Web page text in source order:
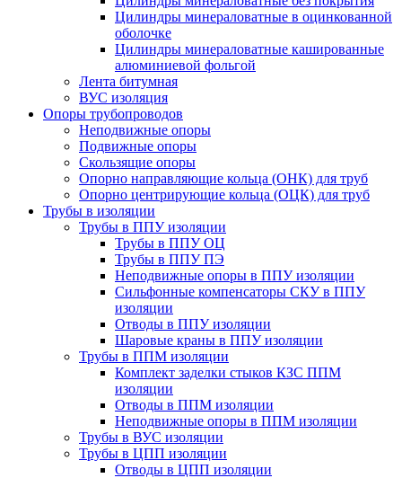
Цилиндры минераловатные в оцинкованной
оболочке
Цилиндры минераловатные кашированные
алюминиевой фольгой
Лента битумная
ВУС изоляция
Опоры трубопроводов
Неподвижные опоры
Подвижные опоры
Скользящие опоры
Опорно направляющие кольца (ОНК) для труб
Опорно центрирующие кольца (ОЦК) для труб
Трубы в изоляции
Трубы в ППУ изоляции
Трубы в ППУ ОЦ
Трубы в ППУ ПЭ
Неподвижные опоры в ППУ изоляции
Сильфонные компенсаторы СКУ в ППУ
изоляции
Отводы в ППУ изоляции
Шаровые краны в ППУ изоляции
Трубы в ППМ изоляции
Комплект заделки стыков КЗС ППМ
изоляции
Отводы в ППМ изоляции
Неподвижные опоры в ППМ изоляции
Трубы в ВУС изоляции
Трубы в ЦПП изоляции
Отводы в ЦПП изоляции